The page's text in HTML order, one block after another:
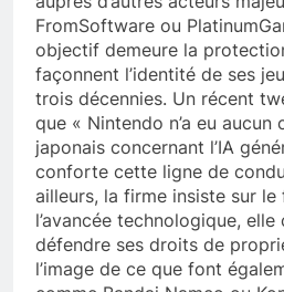
FromSoftware ou
objectif demeure la
façonnent l’identité de ses
trois décennies. Un récent
que « Nintendo n’a eu aucun
japonais concernant l’IA
conforte cette ligne de
ailleurs, la firme insiste sur
l’avancée technologique, elle
défendre ses droits de
l’image de ce que font